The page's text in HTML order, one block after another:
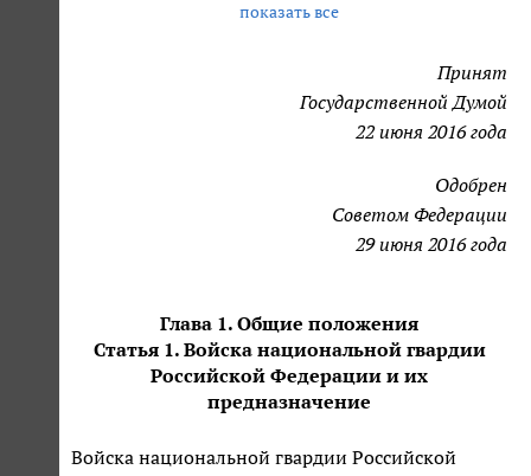
показать все
Принят
Государственной Думой
22 июня 2016 года
Одобрен
Советом Федерации
29 июня 2016 года
Глава 1. Общие положения
Статья 1. Войска национальной гвардии
Российской Федерации и их
предназначение
Войска национальной гвардии Российской